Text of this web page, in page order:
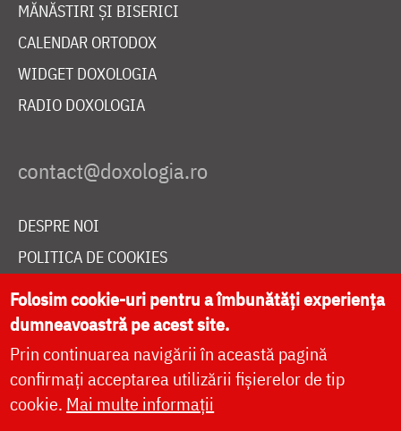
MĂNĂSTIRI ȘI BISERICI
CALENDAR ORTODOX
WIDGET DOXOLOGIA
RADIO DOXOLOGIA
DESPRE NOI
POLITICA DE COOKIES
DONEAZĂ ONLINE PENTRU CATEDRALA NAȚIONALĂ
LIVE
Folosim cookie-uri pentru a îmbunătăți experiența
dumneavoastră pe acest site.
Prin continuarea navigării în această pagină
confirmați acceptarea utilizării fișierelor de tip
cookie. Mai multe informații